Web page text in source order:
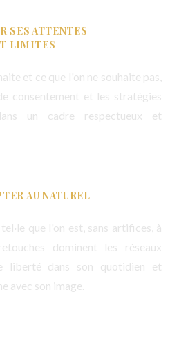
SES ATTENTES
LIMITES
et ce que l'on ne souhaite pas,
consentement et les stratégies
un cadre respectueux et
AU NATUREL
que l'on est, sans artifices, à
dominent les réseaux
liberté dans son quotidien et
avec son image.